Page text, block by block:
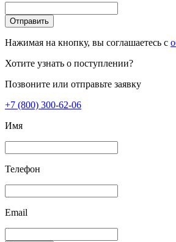
Отправить
Нажимая на кнопку, вы соглашаетесь с
Хотите узнать о поступлении?
Позвоните или отправьте заявку
+7 (800) 300-62-06
Имя
Телефон
Email